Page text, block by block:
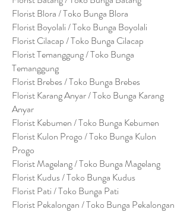
Florist Blora / Toko Bunga Blora
Florist Boyolali / Toko Bunga Boyolali
Florist Cilacap / Toko Bunga Cilacap
Florist Temanggung / Toko Bunga
Temanggung
Florist Brebes / Toko Bunga Brebes
Florist Karang Anyar / Toko Bunga Karang
Anyar
Florist Kebumen / Toko Bunga Kebumen
Florist Kulon Progo / Toko Bunga Kulon
Progo
Florist Magelang / Toko Bunga Magelang
Florist Kudus / Toko Bunga Kudus
Florist Pati / Toko Bunga Pati
Florist Pekalongan / Toko Bunga Pekalongan